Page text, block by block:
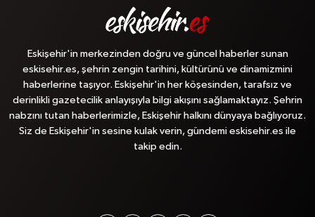
Eskişehir'in merkezinden doğru ve güncel haberler sunan
eskisehir.es, şehrin zengin tarihini, kültürünü ve dinamizmini
haberlerine taşıyor. Eskişehir'in her köşesinden, tarafsız ve
derinlikli gazetecilik anlayışıyla bilgi akışını sağlamaktayız. Şehrin
nabzını tutan haberlerimizle, Eskişehir halkını dünyaya bağlıyoruz.
Siz de Eskişehir'in sesine kulak verin, gündemi eskisehir.es ile
takip edin.